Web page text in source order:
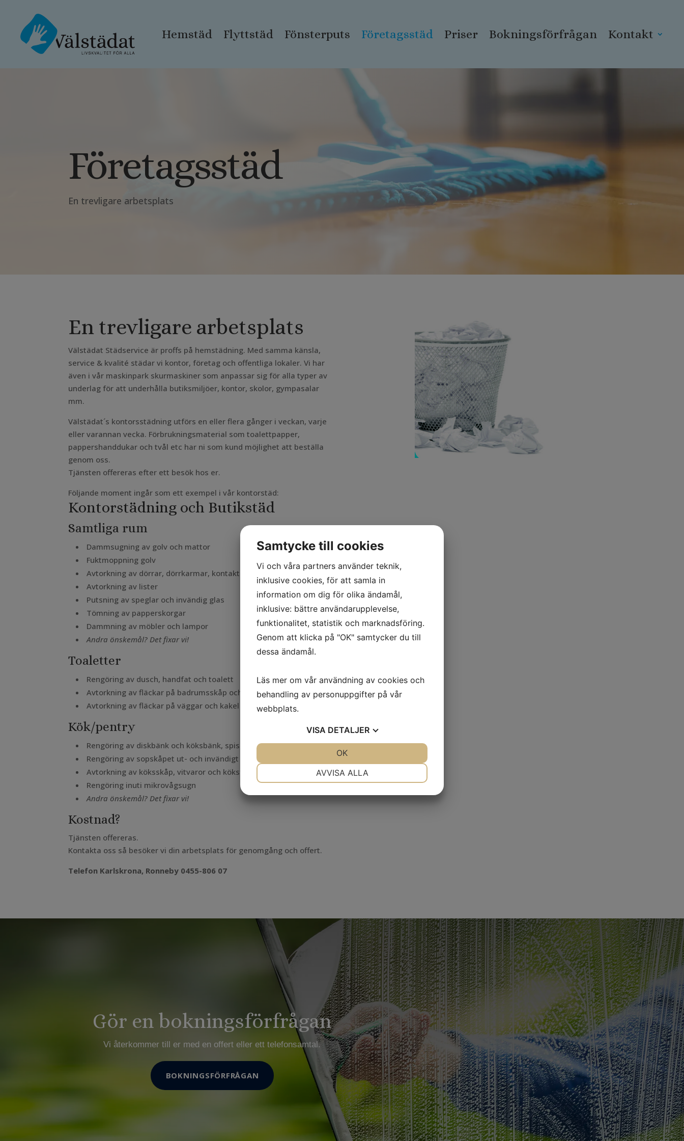
Hemstäd Flyttstäd Fönsterputs Företagsstäd Priser Bokningsförfrågan Kontakt
Företagsstäd
En trevligare arbetsplats
En trevligare arbetsplats
Välstädat Städservice är proffs på hemstädning. Med samma känsla,
service & kvalité städar vi kontor, företag och offentliga lokaler. Vi har
även i vår maskinpark skurmaskiner som anpassar sig för alla typer av
underlag för att underhålla butiksmiljöer, kontor, skolor, gympasalar
mm.
Välstädat´s kontorsstädning utförs en eller flera gånger i veckan, varje
eller varannan vecka. Förbrukningsmaterial som toalettpapper,
pappershanddukar och tvål etc har ni som kund möjlighet att beställa
genom oss.
Tjänsten offereras efter ett besök hos er.
Följande moment ingår som ett exempel i vår kontorstäd:
Kontorstädning och Butikstäd
Samtliga rum
Dammsugning av golv och mattor
Fuktmoppning golv
Avtorkning av dörrar, dörrkarmar, kontakter, vägguttag och fönsterbrädor
Avtorkning av lister
Putsning av speglar och invändig glas
Tömning av papperskorgar
Dammning av möbler och lampor
Andra önskemål? Det fixar vi!
Toaletter
Rengöring av dusch, handfat och toalett
Avtorkning av fläckar på badrumsskåp och vitvaror
Avtorkning av fläckar på väggar och kakel
Kök/pentry
Rengöring av diskbänk och köksbänk, spis och kakel
Rengöring av sopskåpet ut- och invändigt
Avtorkning av köksskåp, vitvaror och köksfläkt
Rengöring inuti mikrovågsugn
Andra önskemål? Det fixar vi!
Kostnad?
Tjänsten offereras.
Kontakta oss så besöker vi din arbetsplats för genomgång och offert.
Telefon Karlskrona, Ronneby 0455-806 07
Gör en bokningsförfrågan
Vi återkommer till er med en offert eller ett telefonsamtal.
BOKNINGSFÖRFRÅGAN
Samtycke till cookies
Vi och våra partners använder teknik,
inklusive cookies, för att samla in
information om dig för olika ändamål,
inklusive: bättre användarupplevelse,
funktionalitet, statistik och marknadsföring.
Genom att klicka på "OK" samtycker du till
dessa ändamål.
Läs mer om vår användning av cookies och
behandling av personuppgifter på vår
webbplats.
VISA DETALJER
AVVISA ALLA
OK